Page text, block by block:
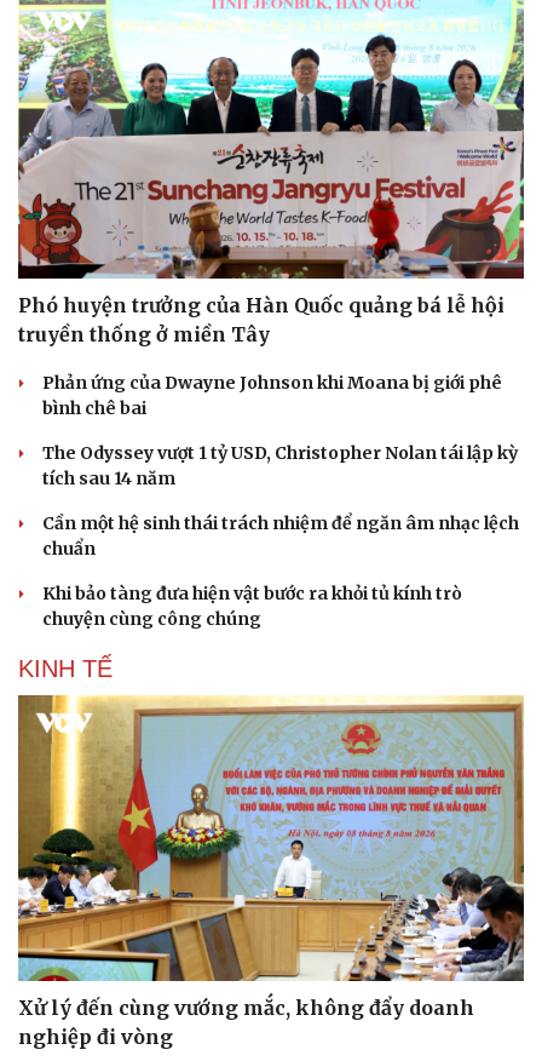
Doanh nghiệp
Thông tin doanh nghiệp
Doanh nghiệp 24h
Doanh nhân
Vì cộng đồng
Công nghệ
Sành điệu
Tin Công nghệ
Trải nghiệm
Chuyển đổi số
Phó huyện trưởng của Hàn Quốc quảng bá lễ hội
truyền thống ở miền Tây
Phản ứng của Dwayne Johnson khi Moana bị giới phê
bình chê bai
The Odyssey vượt 1 tỷ USD, Christopher Nolan tái lập kỳ
tích sau 14 năm
Cần một hệ sinh thái trách nhiệm để ngăn âm nhạc lệch
chuẩn
Khi bảo tàng đưa hiện vật bước ra khỏi tủ kính trò
chuyện cùng công chúng
KINH TẾ
Xử lý đến cùng vướng mắc, không đẩy doanh
nghiệp đi vòng